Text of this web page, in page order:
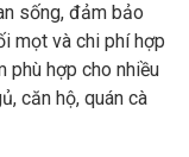
sống, đảm bảo
mọt và chi phí hợp
phù hợp cho nhiều
căn hộ, quán cà